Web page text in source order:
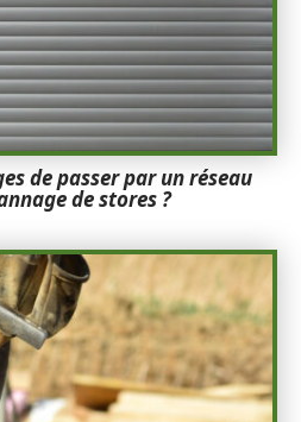
de passer par un réseau
de stores ?